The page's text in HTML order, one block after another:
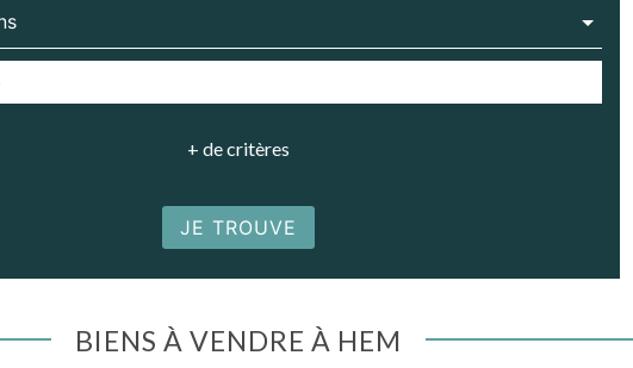
+ de critères
JE TROUVE
BIENS À VENDRE À HEM